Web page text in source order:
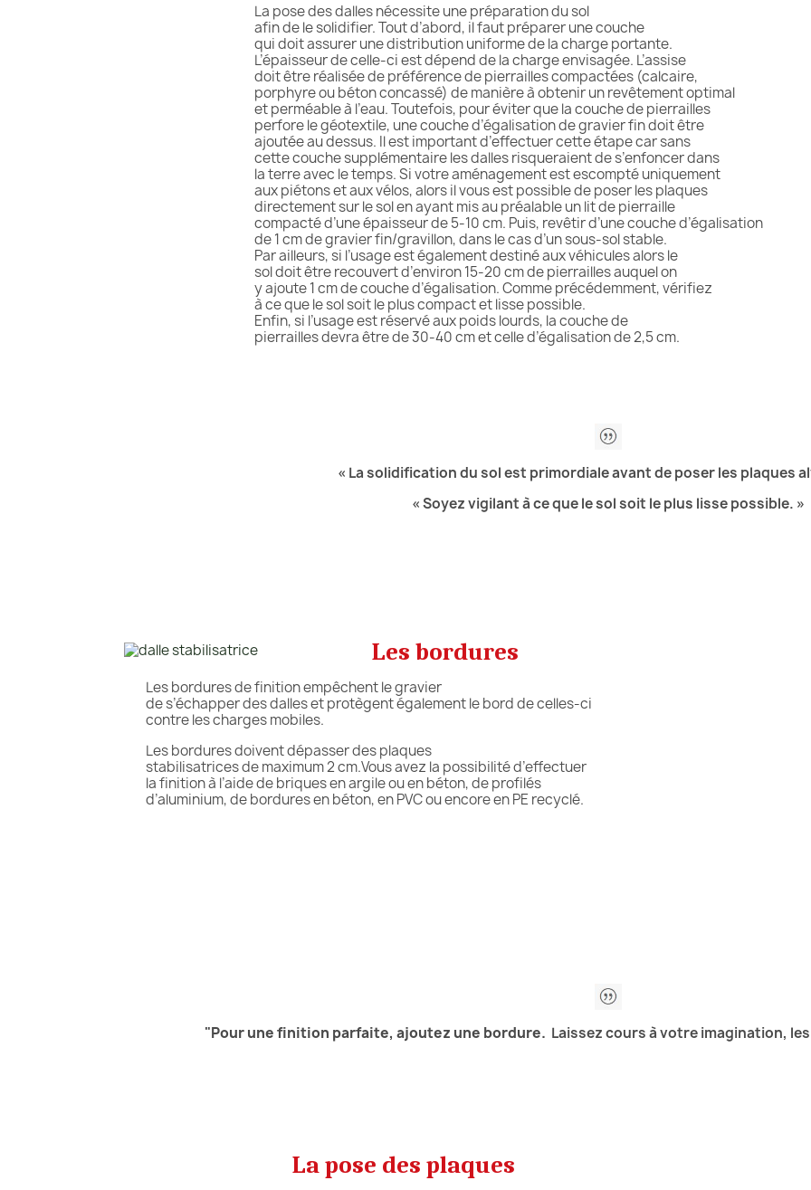
La pose des dalles nécessite une préparation du sol
afin de le solidifier. Tout d’abord, il faut préparer une couche
qui doit assurer une distribution uniforme de la charge portante.
L’épaisseur de celle-ci est dépend de la charge envisagée. L’assise
doit être réalisée de préférence de pierrailles compactées (calcaire,
porphyre ou béton concassé) de manière à obtenir un revêtement optimal
et perméable à l’eau. Toutefois, pour éviter que la couche de pierrailles
perfore le géotextile, une couche d’égalisation de gravier fin doit être
ajoutée au dessus. Il est important d’effectuer cette étape car sans
cette couche supplémentaire les dalles risqueraient de s’enfoncer dans
la terre avec le temps. Si votre aménagement est escompté uniquement
aux piétons et aux vélos, alors il vous est possible de poser les plaques
directement sur le sol en ayant mis au préalable un lit de pierraille
compacté d’une épaisseur de 5-10 cm. Puis, revêtir d’une couche d’égalisation
de 1 cm de gravier fin/gravillon, dans le cas d’un sous-sol stable.
Par ailleurs, si l’usage est également destiné aux véhicules alors le
sol doit être recouvert d’environ 15-20 cm de pierrailles auquel on
y ajoute 1 cm de couche d’égalisation. Comme précédemment, vérifiez
à ce que le sol soit le plus compact et lisse possible.
Enfin, si l’usage est réservé aux poids lourds, la couche de
pierrailles devra être de 30-40 cm et celle d’égalisation de 2,5 cm.
« La solidification du sol est primordiale avant de poser les plaques
« Soyez vigilant à ce que le sol soit le plus lisse possible. »
Les bordures
Les bordures de finition empêchent le gravier
de s’échapper des dalles et protègent également le bord de celles-ci
contre les charges mobiles.
Les bordures doivent dépasser des plaques
stabilisatrices de maximum 2 cm.Vous avez la possibilité d’effectuer
la finition à l’aide de briques en argile ou en béton, de profilés
d’aluminium, de bordures en béton, en PVC ou encore en PE recyclé.
"Pour une finition parfaite, ajoutez une bordure. Laissez cours à votre imagination,
La pose des plaques